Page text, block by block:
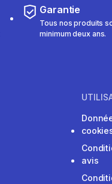
Garantie
Tous nos produits
minimum deux ans.
avis